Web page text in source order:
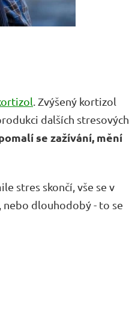
. Zvýšený kortizol
dalších stresových
se zažívání, mění
stres skončí, vše se v
nebo dlouhodobý - to se